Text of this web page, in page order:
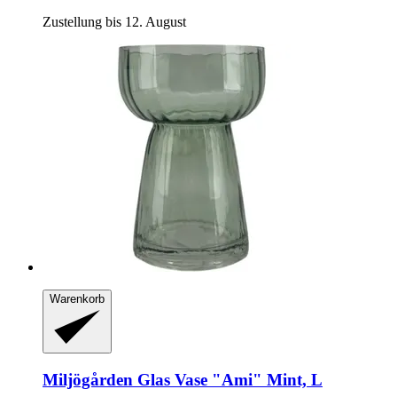
Zustellung bis 12. August
Warenkorb
Miljögården Glas Vase "Ami" Mint, L